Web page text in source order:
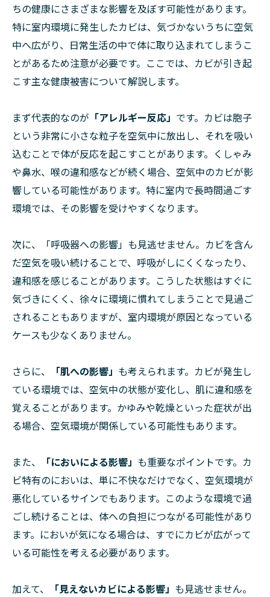
ちの健康にさまざまな影響を及ぼす可能性があります。
特に室内環境に発生したカビは、気づかないうちに空気
中へ広がり、日常生活の中で体に取り込まれてしまうこ
とがあるため注意が必要です。ここでは、カビが引き起
こす主な健康被害について解説します。
まず代表的なのが 「アレルギー反応」 です。カビは胞子
という非常に小さな粒子を空気中に放出し、それを吸い
込むことで体が反応を起こすことがあります。くしゃみ
や鼻水、喉の違和感などが続く場合、空気中のカビが影
響している可能性があります。特に室内で長時間過ごす
環境では、その影響を受けやすくなります。
次に、「呼吸器への影響」も見逃せません。カビを含ん
だ空気を吸い続けることで、呼吸がしにくくなったり、
違和感を感じることがあります。こうした状態はすぐに
気づきにくく、徐々に環境に慣れてしまうことで見過ご
されることもありますが、室内環境が原因となっている
ケースも少なくありません。
さらに、 「肌への影響」 も考えられます。カビが発生し
ている環境では、空気中の状態が変化し、肌に違和感を
覚えることがあります。かゆみや乾燥といった症状が出
る場合、空気環境が関係している可能性もあります。
また、 「においによる影響」 も重要なポイントです。カ
ビ特有のにおいは、単に不快なだけでなく、空気環境が
悪化しているサインでもあります。このような環境で過
ごし続けることは、体への負担につながる可能性があり
ます。においが気になる場合は、すでにカビが広がって
いる可能性を考える必要があります。
加えて、 「見えないカビによる影響」 も見逃せません。